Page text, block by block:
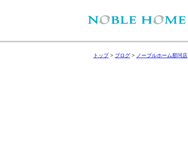
トップ> ブログ > ノーブルホーム那珂店